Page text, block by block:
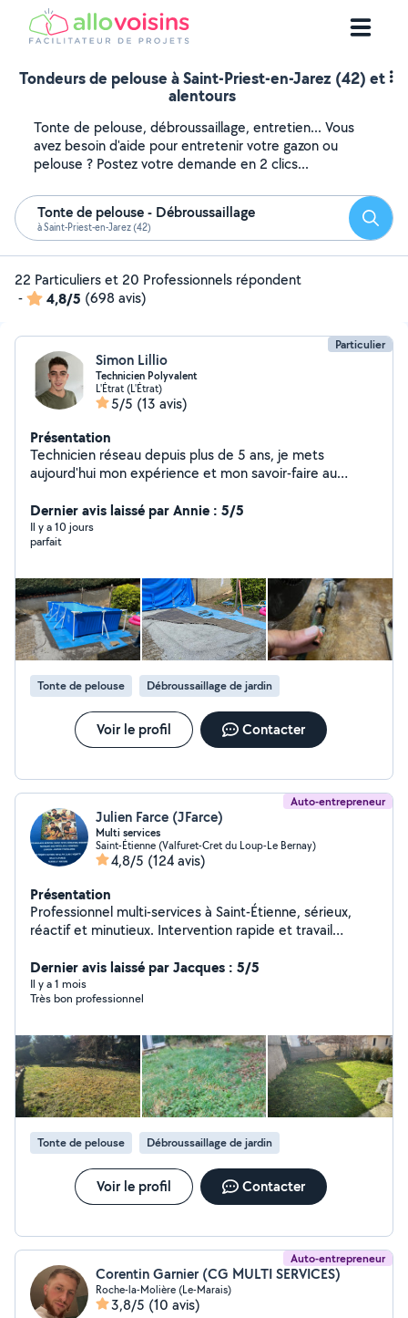
Tondeurs de pelouse à Saint-Priest-en-Jarez (42) et
alentours
Tonte de pelouse, débroussaillage, entretien... Vous
avez besoin d'aide pour entretenir votre gazon ou
pelouse ? Postez votre demande en 2 clics...
Tonte de pelouse - Débroussaillage
à Saint-Priest-en-Jarez (42)
22 Particuliers et 20 Professionnels répondent
-
4,8/5 (698 avis)
Particulier
Simon Lillio
Technicien Polyvalent
L'Étrat (L'Étrat)
5/5 (13 avis)
Présentation
Technicien réseau depuis plus de 5 ans, je mets
aujourd'hui mon expérience et mon savoir-faire au
maçonnerie aménagements extérieurs entretien des
jardins et espaces verts nettoyage et entretien
montage, réparation et petits travaux divers Sérieux,
travail bien fait, ma ponctualité et ma fiabilité. Je prends
chaque mission avec professionnalisme, qu'il s'agisse
d'un petit dépannage ou d'un chantier plus complet.
N'hésitez pas à me contacter pour discuter de votre
projet ou de vos besoins.
Dernier avis laissé par Annie : 5/5
Il y a 10 jours
parfait
Tonte de pelouse Débroussaillage de jardin
Voir le profil Contacter
Auto-entrepreneur
Julien Farce (JFarce)
Multi services
Saint-Étienne (Valfuret-Cret du Loup-Le Bernay)
4,8/5 (124 avis)
Présentation
Professionnel multi-services à Saint-Étienne, sérieux,
réactif et minutieux. Intervention rapide et travail
quotidien : Bricolage & travaux Petits travaux tous corps
d'état Pose de parquet flottant Pose de portes
coulissantes Toile de verre & peinture Électricité
interrupteurs Aménagement & mobilier Montage de
meubles Livraison meubles & électroménager Services
pratiques Aide au déménagement Extérieur & entretien
Tonte, débroussaillage, taille de haies Nettoyage
extérieur (maison, terrain, cave, cimetière) Travail
propre et soigné Ponctuel et à l'écoute Disponible
rapidement Devis gratuit Contactez-moi pour toute
demande, réponse rapide garantie !
Dernier avis laissé par Jacques : 5/5
Il y a 1 mois
Très bon professionnel
Tonte de pelouse Débroussaillage de jardin
Voir le profil Contacter
Auto-entrepreneur
Corentin Garnier (CG MULTI SERVICES)
Roche-la-Molière (Le-Marais)
3,8/5 (10 avis)